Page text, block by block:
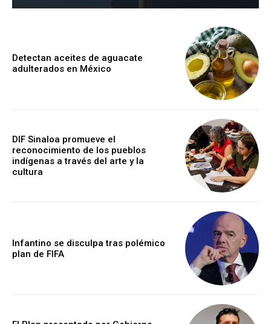
Detectan aceites de aguacate
adulterados en México
DIF Sinaloa promueve el
reconocimiento de los pueblos
indígenas a través del arte y la
cultura
Infantino se disculpa tras polémico
plan de FIFA